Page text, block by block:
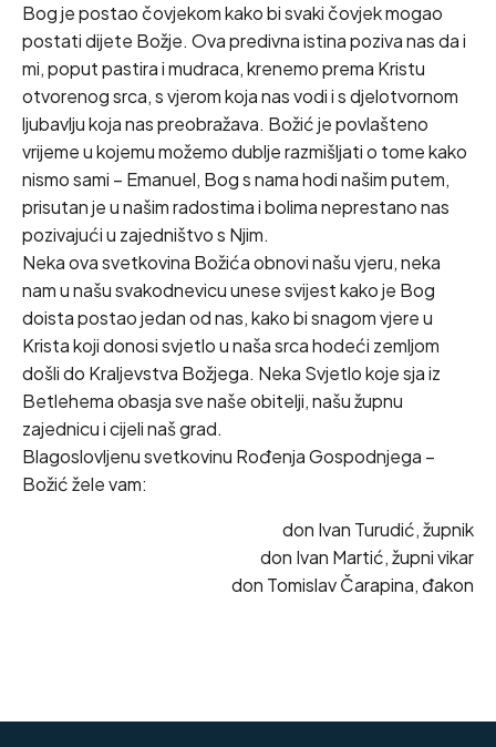
Bog je postao čovjekom kako bi svaki čovjek mogao
postati dijete Božje. Ova predivna istina poziva nas da i
mi, poput pastira i mudraca, krenemo prema Kristu
otvorenog srca, s vjerom koja nas vodi i s djelotvornom
ljubavlju koja nas preobražava. Božić je povlašteno
vrijeme u kojemu možemo dublje razmišljati o tome kako
nismo sami – Emanuel, Bog s nama hodi našim putem,
prisutan je u našim radostima i bolima neprestano nas
pozivajući u zajedništvo s Njim.
Neka ova svetkovina Božića obnovi našu vjeru, neka
nam u našu svakodnevicu unese svijest kako je Bog
doista postao jedan od nas, kako bi snagom vjere u
Krista koji donosi svjetlo u naša srca hodeći zemljom
došli do Kraljevstva Božjega. Neka Svjetlo koje sja iz
Betlehema obasja sve naše obitelji, našu župnu
zajednicu i cijeli naš grad.
Blagoslovljenu svetkovinu Rođenja Gospodnjega –
Božić žele vam:
don Ivan Turudić, župnik
don Ivan Martić, župni vikar
don Tomislav Čarapina, đakon